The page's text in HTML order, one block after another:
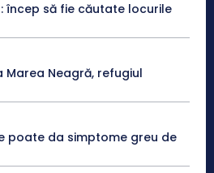
încep să fie căutate locurile
Marea Neagră, refugiul
poate da simptome greu de